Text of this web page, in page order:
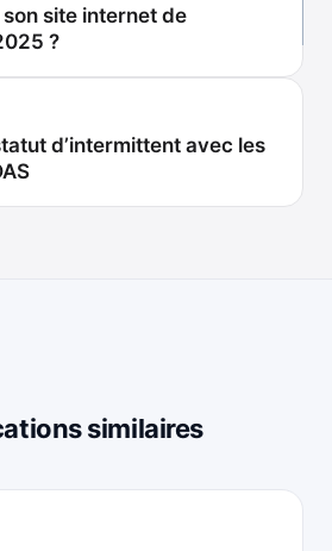
site internet de
?
d’intermittent avec les
similaires